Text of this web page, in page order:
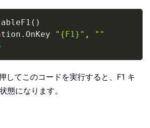
( )
. OnKey "{F1}" ,
""
してこのコードを実行すると、F1 キ
態になります。